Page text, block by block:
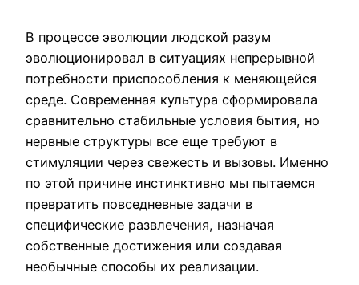
В процессе эволюции людской разум
эволюционировал в ситуациях непрерывной
потребности приспособления к меняющейся
среде. Современная культура сформировала
сравнительно стабильные условия бытия, но
нервные структуры все еще требуют в
стимуляции через свежесть и вызовы. Именно
по этой причине инстинктивно мы пытаемся
превратить повседневные задачи в
специфические развлечения, назначая
собственные достижения или создавая
необычные способы их реализации.